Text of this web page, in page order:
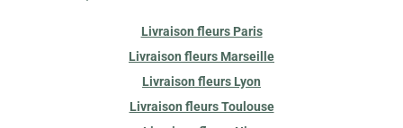
Livraison fleurs Paris
Livraison fleurs Marseille
Livraison fleurs Lyon
Livraison fleurs Toulouse